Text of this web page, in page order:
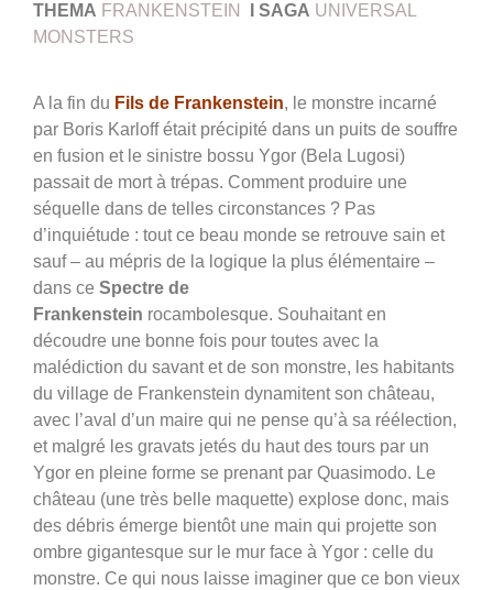
THEMA FRANKENSTEIN I SAGA UNIVERSAL
MONSTERS
A la fin du Fils de Frankenstein, le monstre incarné
par Boris Karloff était précipité dans un puits de souffre
en fusion et le sinistre bossu Ygor (Bela Lugosi)
passait de mort à trépas. Comment produire une
séquelle dans de telles circonstances ? Pas
d’inquiétude : tout ce beau monde se retrouve sain et
sauf – au mépris de la logique la plus élémentaire –
dans ce Spectre de
Frankenstein rocambolesque. Souhaitant en
découdre une bonne fois pour toutes avec la
malédiction du savant et de son monstre, les habitants
du village de Frankenstein dynamitent son château,
avec l’aval d’un maire qui ne pense qu’à sa réélection,
et malgré les gravats jetés du haut des tours par un
Ygor en pleine forme se prenant par Quasimodo. Le
château (une très belle maquette) explose donc, mais
des débris émerge bientôt une main qui projette son
ombre gigantesque sur le mur face à Ygor : celle du
monstre. Ce qui nous laisse imaginer que ce bon vieux